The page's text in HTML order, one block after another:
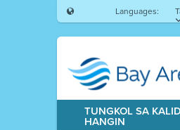
Languages:
TUNGKOL SA
HANGIN